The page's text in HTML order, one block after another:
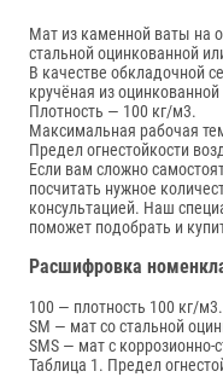
Мат из каменной ваты на
стальной оцинкованной
В качестве обкладочной
кручёная из
Плотность — 100 кг/м3.
Максимальная рабочая
Предел огнестойкости
Если вам сложно
посчитать нужное
консультацией. Наш
поможет подобрать и
Расшифровка
100 — плотность 100 кг/м3.
SM — мат со стальной
SMS — мат с коррозионно-
Таблица 1. Предел